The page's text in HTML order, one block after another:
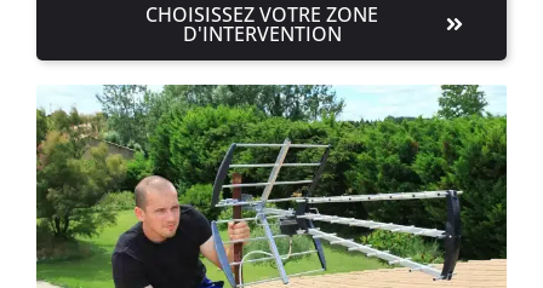
CHOISISSEZ VOTRE ZONE
D'INTERVENTION